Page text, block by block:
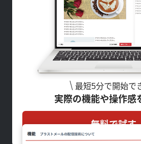
最短5分で開始で
実際の機能や操作感
無料で試す